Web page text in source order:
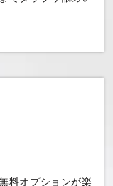
料オプションが楽